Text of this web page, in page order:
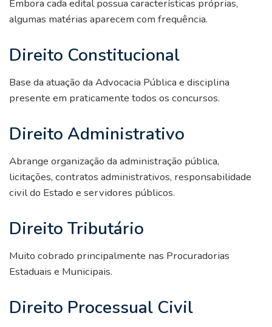
Embora cada edital possua características próprias,
algumas matérias aparecem com frequência.
Direito Constitucional
Base da atuação da Advocacia Pública e disciplina
presente em praticamente todos os concursos.
Direito Administrativo
Abrange organização da administração pública,
licitações, contratos administrativos, responsabilidade
civil do Estado e servidores públicos.
Direito Tributário
Muito cobrado principalmente nas Procuradorias
Estaduais e Municipais.
Direito Processual Civil